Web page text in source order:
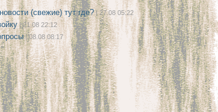
(свежие) тут где?| 27.08 05:22
| 21.08 22:12
| 08.08 08:17